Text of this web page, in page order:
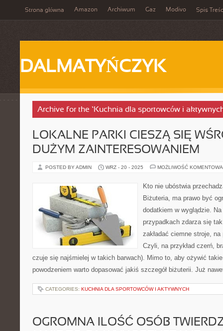
Strona główna Amazon Archiwum Gaz Modivo Spis
DALMATYŃCZYK
Archive for the ‘Kuchnia dla sportowców i
LOKALNE PARKI CIESZĄ SIĘ
DUŻYM ZAINTERESOWANIEM
POSTED BY ADMIN WRZ - 20 - 2025 MOŻLIWOŚĆ
Kto nie ubóstwia
Biżuteria, ma prawo być
dodatkiem w wyglądzie. Na
przypadkach zdarza się
zakładać ciemne stroje,
Czyli, na przykład czerń,
czuje się najśmielej w takich barwach). Mimo to, aby ożywić
powodzeniem warto dopasować jakiś szczegół biżuterii. Już
CATEGORIES: KUCHNIA DLA SPORTOWCÓW I AKTYWNYCH
OGROMNA ILOŚĆ OSÓB